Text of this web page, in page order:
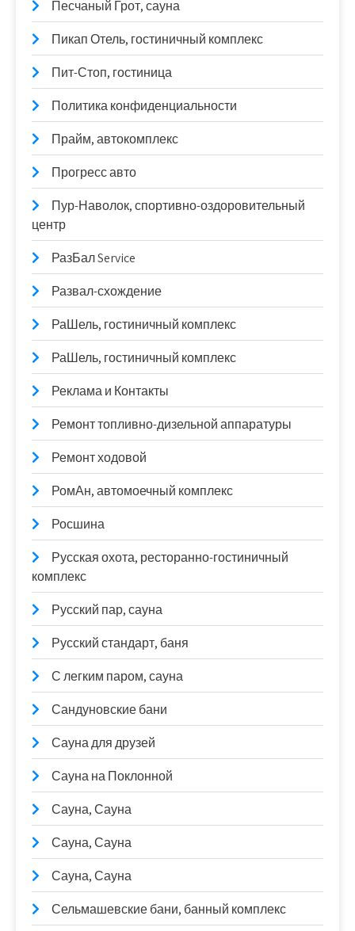
Песчаный Грот, сауна
Пикап Отель, гостиничный комплекс
Пит-Стоп, гостиница
Политика конфиденциальности
Прайм, автокомплекс
Прогресс авто
Пур-Наволок, спортивно-оздоровительный
центр
РазБал Service
Развал-схождение
РаШель, гостиничный комплекс
РаШель, гостиничный комплекс
Реклама и Контакты
Ремонт топливно-дизельной аппаратуры
Ремонт ходовой
РомАн, автомоечный комплекс
Росшина
Русская охота, ресторанно-гостиничный
комплекс
Русский пар, сауна
Русский стандарт, баня
С легким паром, сауна
Сандуновские бани
Сауна для друзей
Сауна на Поклонной
Сауна, Сауна
Сауна, Сауна
Сауна, Сауна
Сельмашевские бани, банный комплекс